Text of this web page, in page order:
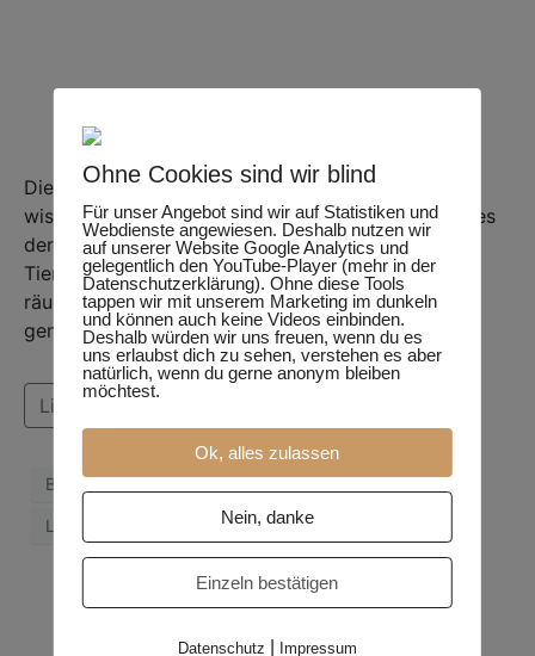
Die Europäische Gottesanbeterin mit dem
wissenschaftlichen Namen Mantis religiosa, ist eines
der faszinierendsten Insekten in der heimischen
Tierwelt. Ihr elegantes Aussehen und ihre
räuberischen Fähigkeiten sind legendär. Aber wie
genau beginnt das Leben einer Gottesanbeterin?
Lies weiter
Baby Entwicklung Gottesanbeterin
Larven
Ohne Cookies sind wir blind
Für unser Angebot sind wir auf Statistiken und
Webdienste angewiesen. Deshalb nutzen wir
auf unserer Website Google Analytics und
gelegentlich den YouTube-Player (mehr in der
Datenschutzerklärung). Ohne diese Tools
tappen wir mit unserem Marketing im dunkeln
und können auch keine Videos einbinden.
Deshalb würden wir uns freuen, wenn du es
uns erlaubst dich zu sehen, verstehen es aber
natürlich, wenn du gerne anonym bleiben
möchtest.
Ok, alles zulassen
Nein, danke
Einzeln bestätigen
Datenschutz Impressum